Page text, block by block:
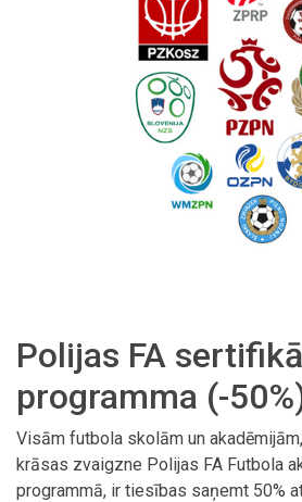
Polijas FA
programma (-
Visām futbola skolām un
krāsas zvaigzne Polijas FA Futbola
programmā, ir tiesības saņemt 50%